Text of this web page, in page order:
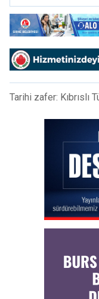
Tarihi zafer: Kıbrıslı